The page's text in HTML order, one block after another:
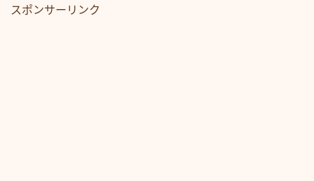
スポンサーリンク